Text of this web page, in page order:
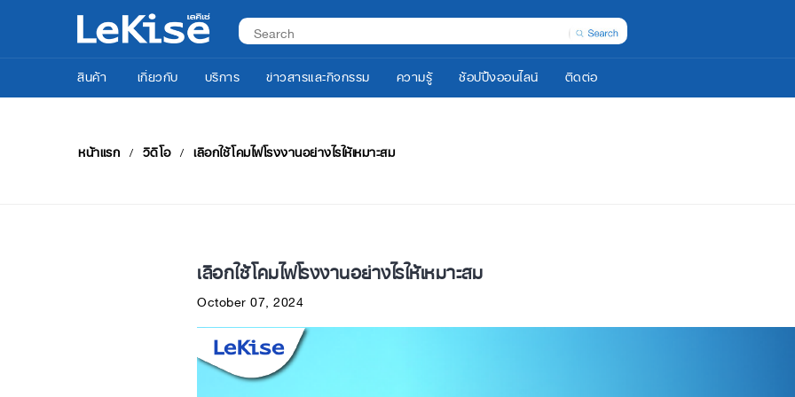
สินค้า เกี่ยวกับ บริการ ข่าวสารและกิจกรรม ความรู้ ช้อปปิ้งออนไลน์ ติดต่อ
หน้าแรก วิดีโอ เลือกใช้โคมไฟโรงงานอย่างไรให้เหมาะสม
เลือกใช้โคมไฟโรงงานอย่างไรให้เหมาะสม
October 07, 2024